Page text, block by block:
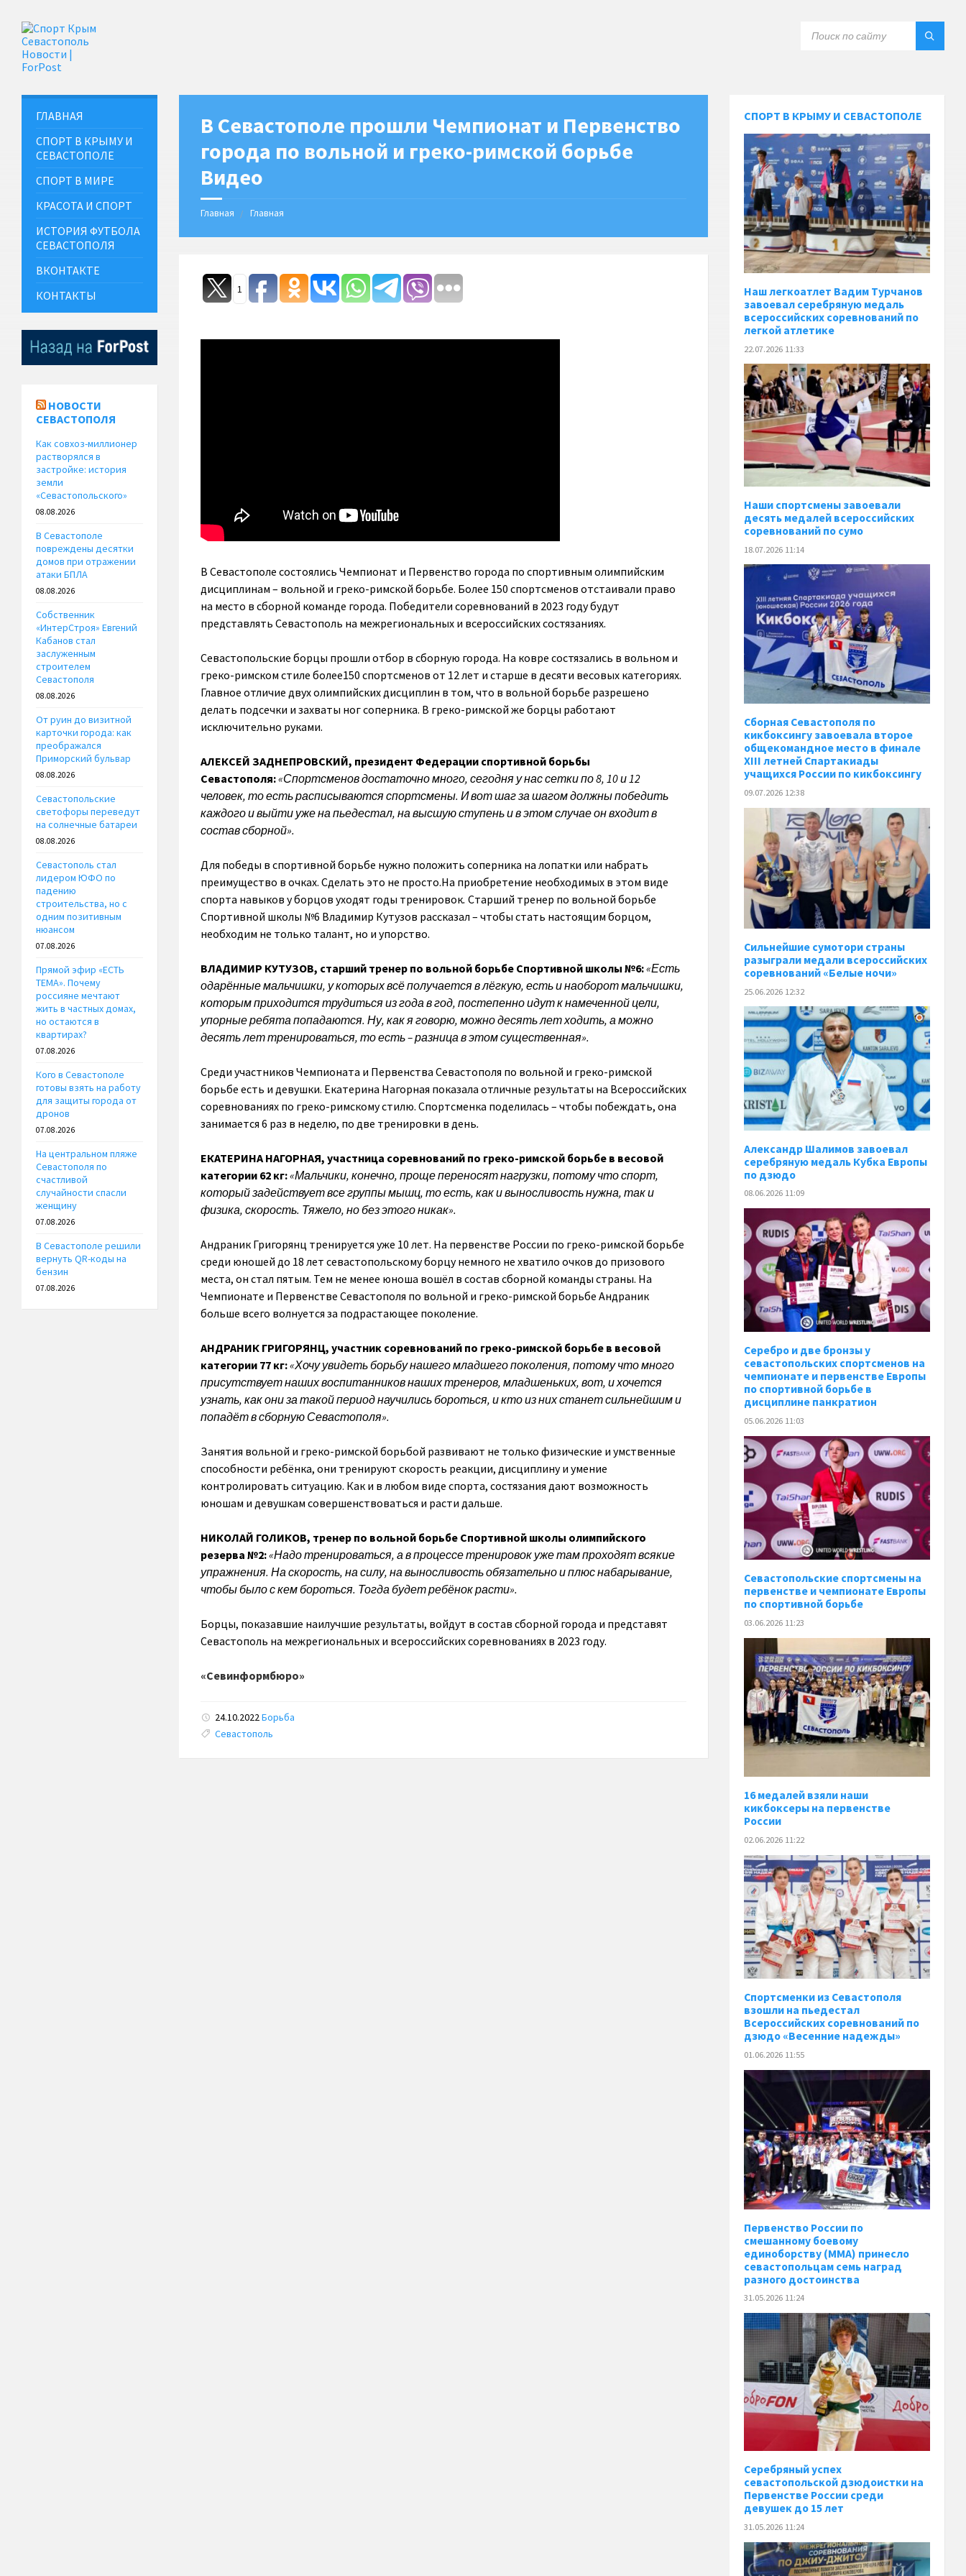
В Севастополе прошли Чемпионат и Первенство
города по вольной и греко-римской борьбе
Видео
Главная Главная
1
В Севастополе состоялись Чемпионат и Первенство города по спортивным олимпийским
дисциплинам – вольной и греко-римской борьбе. Более 150 спортсменов отстаивали право
на место в сборной команде города. Победители соревнований в 2023 году будут
представлять Севастополь на межрегиональных и всероссийских состязаниях.
Севастопольские борцы прошли отбор в сборную города. На ковре состязались в вольном и
греко-римском стиле более150 спортсменов от 12 лет и старше в десяти весовых категориях.
Главное отличие двух олимпийских дисциплин в том, что в вольной борьбе разрешено
делать подсечки и захваты ног соперника. В греко-римской же борцы работают
исключительно руками.
АЛЕКСЕЙ ЗАДНЕПРОВСКИЙ, президент Федерации спортивной борьбы
Севастополя:«Спортсменов достаточно много, сегодня у нас сетки по 8, 10 и 12
человек, то есть расписываются спортсмены. И вот шаг за шагом должны победить
каждого и выйти уже на пьедестал, на высшую ступень и в этом случае он входит в
состав сборной».
Для победы в спортивной борьбе нужно положить соперника на лопатки или набрать
преимущество в очках. Сделать это не просто.На приобретение необходимых в этом виде
спорта навыков у борцов уходят годы тренировок. Старший тренер по вольной борьбе
Спортивной школы №6 Владимир Кутузов рассказал – чтобы стать настоящим борцом,
необходим не только талант, но и упорство.
ВЛАДИМИР КУТУЗОВ, старший тренер по вольной борьбе Спортивной школы №6:«Есть
одарённые мальчишки, у которых всё получается в лёгкую, есть и наоборот мальчишки,
которым приходится трудиться из года в год, постепенно идут к намеченной цели,
упорные ребята попадаются. Ну, как я говорю, можно десять лет ходить, а можно
десять лет тренироваться, то есть – разница в этом существенная».
Среди участников Чемпионата и Первенства Севастополя по вольной и греко-римской
борьбе есть и девушки. Екатерина Нагорная показала отличные результаты на Всероссийских
соревнованиях по греко-римскому стилю. Спортсменка поделилась – чтобы побеждать, она
занимается 6 раз в неделю, по две тренировки в день.
ЕКАТЕРИНА НАГОРНАЯ, участница соревнований по греко-римской борьбе в весовой
категории 62 кг:«Мальчики, конечно, проще переносят нагрузки, потому что спорт,
который задействует все группы мышц, то есть, как и выносливость нужна, так и
физика, скорость. Тяжело, но без этого никак».
Андраник Григорянц тренируется уже 10 лет. На первенстве России по греко-римской борьбе
среди юношей до 18 лет севастопольскому борцу немного не хватило очков до призового
места, он стал пятым. Тем не менее юноша вошёл в состав сборной команды страны. На
Чемпионате и Первенстве Севастополя по вольной и греко-римской борьбе Андраник
больше всего волнуется за подрастающее поколение.
АНДРАНИК ГРИГОРЯНЦ, участник соревнований по греко-римской борьбе в весовой
категории 77 кг:«Хочу увидеть борьбу нашего младшего поколения, потому что много
присутствует наших воспитанников наших тренеров, младшеньких, вот, и хочется
узнать, как они за такой период научились бороться, и кто из них станет сильнейшим и
попадёт в сборную Севастополя».
Занятия вольной и греко-римской борьбой развивают не только физические и умственные
способности ребёнка, они тренируют скорость реакции, дисциплину и умение
контролировать ситуацию. Как и в любом виде спорта, состязания дают возможность
юношам и девушкам совершенствоваться и расти дальше.
НИКОЛАЙ ГОЛИКОВ, тренер по вольной борьбе Спортивной школы олимпийского
резерва №2:«Надо тренироваться, а в процессе тренировок уже там проходят всякие
упражнения. На скорость, на силу, на выносливость обязательно и плюс набарывание,
чтобы было с кем бороться. Тогда будет ребёнок расти».
Борцы, показавшие наилучшие результаты, войдут в состав сборной города и представят
Севастополь на межрегиональных и всероссийских соревнованиях в 2023 году.
«Севинформбюро»
24.10.2022Борьба
Tags:
Севастополь
ГЛАВНАЯ
СПОРТ В КРЫМУ И
СЕВАСТОПОЛЕ
СПОРТ В МИРЕ
КРАСОТА И СПОРТ
ИСТОРИЯ ФУТБОЛА
СЕВАСТОПОЛЯ
ВКОНТАКТЕ
КОНТАКТЫ
НОВОСТИ
СЕВАСТОПОЛЯ
Как совхоз-миллионер
растворялся в
застройке: история
земли
«Севастопольского»
08.08.2026
В Севастополе
повреждены десятки
домов при отражении
атаки БПЛА
08.08.2026
Собственник
«ИнтерСтроя» Евгений
Кабанов стал
заслуженным
строителем
Севастополя
08.08.2026
От руин до визитной
карточки города: как
преображался
Приморский бульвар
08.08.2026
Севастопольские
светофоры переведут
на солнечные батареи
08.08.2026
Севастополь стал
лидером ЮФО по
падению
строительства, но с
одним позитивным
нюансом
07.08.2026
Прямой эфир «ЕСТЬ
ТЕМА». Почему
россияне мечтают
жить в частных домах,
но остаются в
квартирах?
07.08.2026
Кого в Севастополе
готовы взять на работу
для защиты города от
дронов
07.08.2026
На центральном пляже
Севастополя по
счастливой
случайности спасли
женщину
07.08.2026
В Севастополе решили
вернуть QR-коды на
бензин
07.08.2026
СПОРТ В КРЫМУ И СЕВАСТОПОЛЕ
Наш легкоатлет Вадим Турчанов
завоевал серебряную медаль
всероссийских соревнований по
легкой атлетике
22.07.2026 11:33
Наши спортсмены завоевали
десять медалей всероссийских
соревнований по сумо
18.07.2026 11:14
Сборная Севастополя по
кикбоксингу завоевала второе
общекомандное место в финале
XIII летней Спартакиады
учащихся России по кикбоксингу
09.07.2026 12:38
Сильнейшие сумотори страны
разыграли медали всероссийских
соревнований «Белые ночи»
25.06.2026 12:32
Александр Шалимов завоевал
серебряную медаль Кубка Европы
по дзюдо
08.06.2026 11:09
Серебро и две бронзы у
севастопольских спортсменов на
чемпионате и первенстве Европы
по спортивной борьбе в
дисциплине панкратион
05.06.2026 11:03
Севастопольские спортсмены на
первенстве и чемпионате Европы
по спортивной борьбе
03.06.2026 11:23
16 медалей взяли наши
кикбоксеры на первенстве
России
02.06.2026 11:22
Спортсменки из Севастополя
взошли на пьедестал
Всероссийских соревнований по
дзюдо «Весенние надежды»
01.06.2026 11:55
Первенство России по
смешанному боевому
единоборству (ММА) принесло
севастопольцам семь наград
разного достоинства
31.05.2026 11:24
Серебряный успех
севастопольской дзюдоистки на
Первенстве России среди
девушек до 15 лет
31.05.2026 11:24